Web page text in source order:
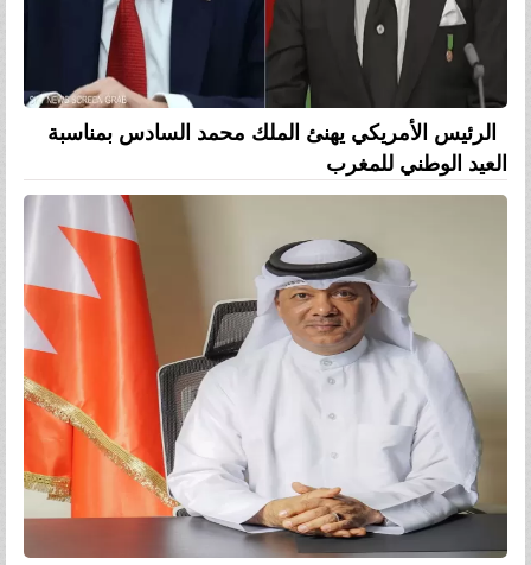
الرئيس الأمريكي يهنئ الملك محمد السادس بمناسبة
العيد الوطني للمغرب